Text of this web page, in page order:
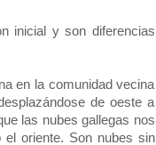
inicial y son diferencias
en la comunidad vecina
de oeste a
las nubes gallegas nos
oriente. Son nubes sin